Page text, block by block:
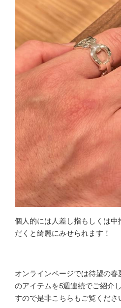
個人的には人差し指もしくは中
だくと綺麗にみせられます！
オンラインページでは待望の
のアイテムを5週連続でご紹介
すので是非こちらもご覧くださ